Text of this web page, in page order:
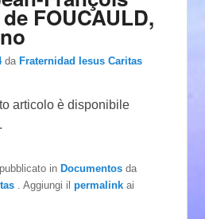
FOUCAULD,
daFraternidad Iesus Caritas
articolo è disponibile
.
inDocumentos da
. Aggiungi ilpermalink ai